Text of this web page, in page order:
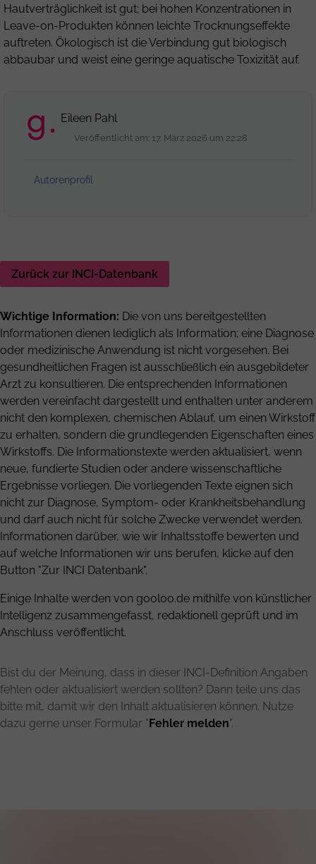
Hautverträglichkeit ist gut; bei hohen Konzentrationen in
Leave-on-Produkten können leichte Trocknungseffekte
auftreten. Ökologisch ist die Verbindung gut biologisch
abbaubar und weist eine geringe aquatische Toxizität auf.
Eileen Pahl
Veröffentlicht am: 17. März 2026 um 22:28
Autorenprofil
Zurück zur INCI-Datenbank
Wichtige Information: Die von uns bereitgestellten
Informationen dienen lediglich als Information; eine Diagnose
oder medizinische Anwendung ist nicht vorgesehen. Bei
gesundheitlichen Fragen ist ausschließlich ein ausgebildeter
Arzt zu konsultieren. Die entsprechenden Informationen
werden vereinfacht dargestellt und enthalten unter anderem
nicht den komplexen, chemischen Ablauf, um einen Wirkstoff
zu erhalten, sondern die grundlegenden Eigenschaften eines
Wirkstoffs. Die Informationstexte werden aktualisiert, wenn
neue, fundierte Studien oder andere wissenschaftliche
Ergebnisse vorliegen. Die vorliegenden Texte eignen sich
nicht zur Diagnose, Symptom- oder Krankheitsbehandlung
und darf auch nicht für solche Zwecke verwendet werden.
Informationen darüber, wie wir Inhaltsstoffe bewerten und
auf welche Informationen wir uns berufen, klicke auf den
Button "Zur INCI Datenbank".
Einige Inhalte werden von gooloo.de mithilfe von künstlicher
Intelligenz zusammengefasst, redaktionell geprüft und im
Anschluss veröffentlicht.
Bist du der Meinung, dass in dieser INCI-Definition Angaben
fehlen oder aktualisiert werden sollten? Dann teile uns das
bitte mit, damit wir den Inhalt aktualisieren können. Nutze
dazu gerne unser Formular "Fehler melden".